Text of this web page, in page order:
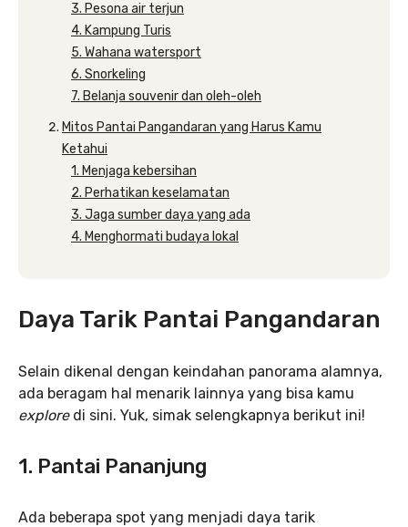
3. Pesona air terjun
4. Kampung Turis
5. Wahana watersport
6. Snorkeling
7. Belanja souvenir dan oleh-oleh
Mitos Pantai Pangandaran yang Harus Kamu
Ketahui
1. Menjaga kebersihan
2. Perhatikan keselamatan
3. Jaga sumber daya yang ada
4. Menghormati budaya lokal
Daya Tarik Pantai Pangandaran
Selain dikenal dengan keindahan panorama alamnya,
ada beragam hal menarik lainnya yang bisa kamu
explore di sini. Yuk, simak selengkapnya berikut ini!
1. Pantai Pananjung
Ada beberapa spot yang menjadi daya tarik